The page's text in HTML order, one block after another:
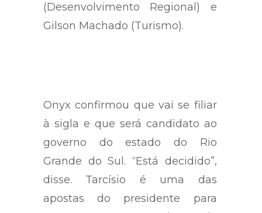
Rogério Marinho
(Desenvolvimento Regional) e
Onyx confirmou que vai se filiar
à sigla e que será candidato ao
governo do estado do Rio
Grande do Sul. “Está decidido”,
disse. Tarcísio é uma das